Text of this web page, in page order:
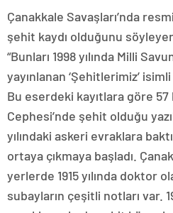
Çanakkale Savaşları’nda
şehit kaydı olduğunu
“Bunları 1998 yılında Milli
yayınlanan ‘Şehitlerimiz’
Bu eserdeki kayıtlara göre 57
Cephesi’nde şehit olduğu
yılındaki askeri evraklara
ortaya çıkmaya başladı.
yerlerde 1915 yılında doktor
subayların çeşitli notları var.